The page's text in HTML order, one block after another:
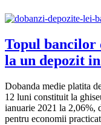
Topul bancilor
la un depozit
Dobanda medie platita
12 luni constituit la
ianuarie 2021 la 2,06%,
pentru economii